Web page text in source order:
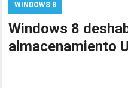
WINDOWS 8
Windows 8
almacenamiento